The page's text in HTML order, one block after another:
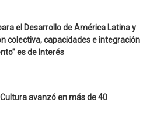
el Desarrollo de América Latina y
colectiva, capacidades e integración
es de Interés
avanzó en más de 40